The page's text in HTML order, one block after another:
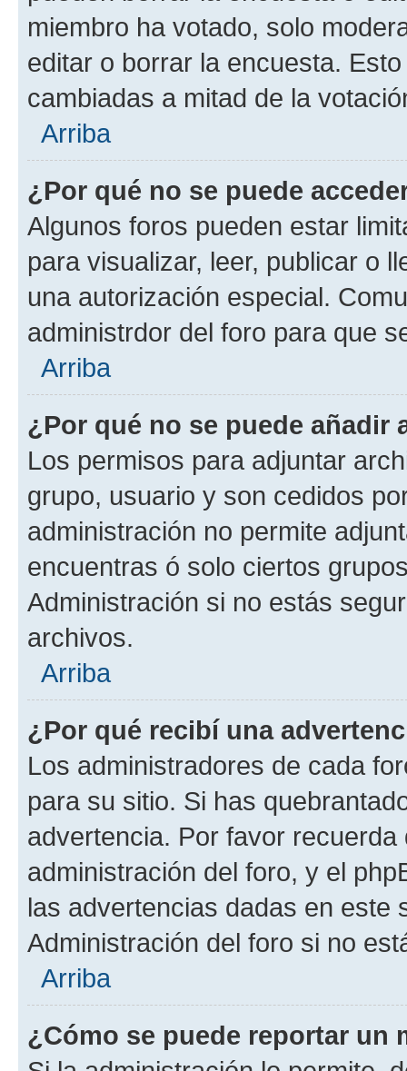
miembro ha votado, solo
editar o borrar la encuesta.
cambiadas a mitad de la
Arriba
¿Por qué no se puede
Algunos foros pueden estar
para visualizar, leer, publicar o
una autorización especial.
administrdor del foro para que
Arriba
¿Por qué no se puede añadir
Los permisos para adjuntar
grupo, usuario y son cedidos
administración no permite
encuentras ó solo ciertos
Administración si no estás
archivos.
Arriba
¿Por qué recibí una
Los administradores de cada
para su sitio. Si has
advertencia. Por favor
administración del foro, y el
las advertencias dadas en este
Administración del foro si no
Arriba
¿Cómo se puede reportar un